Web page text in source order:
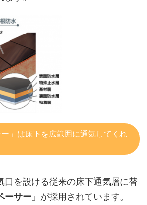
ー」は床下を広範囲に通気してくれ
口を設ける従来の床下通気層に替
ーサー 」が採用されています。